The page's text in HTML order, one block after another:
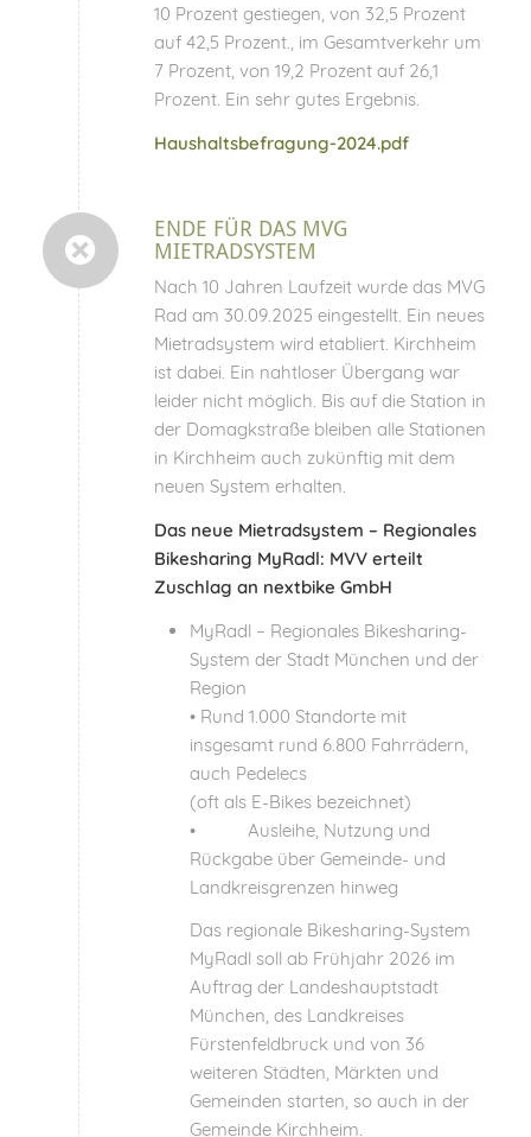
10 Prozent gestiegen, von 32,5 Prozent
auf 42,5 Prozent., im Gesamtverkehr um
7 Prozent, von 19,2 Prozent auf 26,1
Prozent. Ein sehr gutes Ergebnis.
Haushaltsbefragung-2024.pdf
ENDE FÜR DAS MVG
MIETRADSYSTEM
Nach 10 Jahren Laufzeit wurde das MVG
Rad am 30.09.2025 eingestellt. Ein neues
Mietradsystem wird etabliert. Kirchheim
ist dabei. Ein nahtloser Übergang war
leider nicht möglich. Bis auf die Station in
der Domagkstraße bleiben alle Stationen
in Kirchheim auch zukünftig mit dem
neuen System erhalten.
Das neue Mietradsystem – Regionales
Bikesharing MyRadl: MVV erteilt
Zuschlag an nextbike GmbH
MyRadl – Regionales Bikesharing-
System der Stadt München und der
Region
• Rund 1.000 Standorte mit
insgesamt rund 6.800 Fahrrädern,
auch Pedelecs
(oft als E-Bikes bezeichnet)
• Ausleihe, Nutzung und
Rückgabe über Gemeinde- und
Landkreisgrenzen hinweg
Das regionale Bikesharing-System
MyRadl soll ab Frühjahr 2026 im
Auftrag der Landeshauptstadt
München, des Landkreises
Fürstenfeldbruck und von 36
weiteren Städten, Märkten und
Gemeinden starten, so auch in der
Gemeinde Kirchheim.